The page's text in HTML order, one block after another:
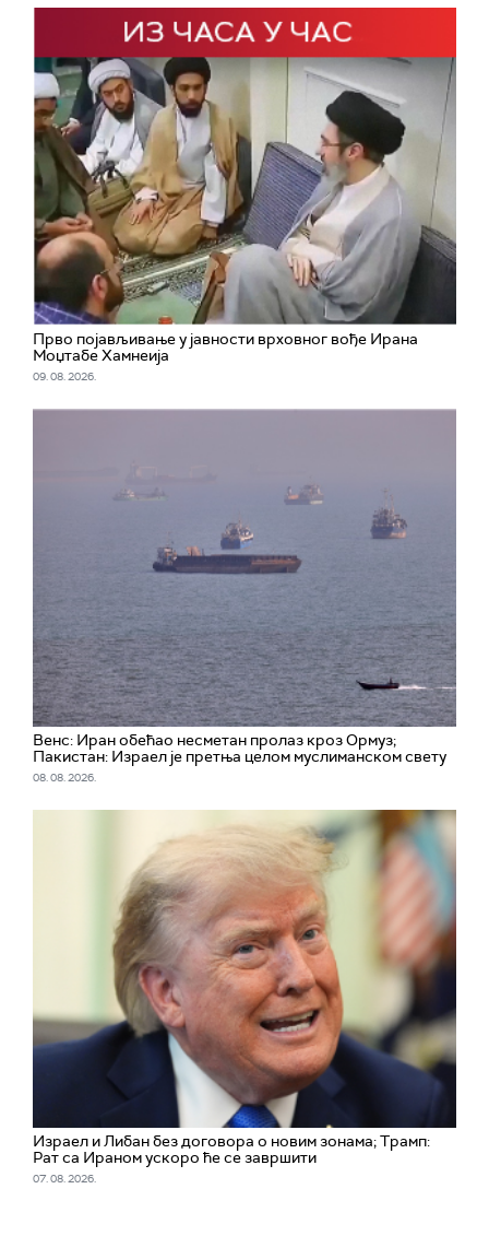
Прво појављивање у јавности врховног вође Ирана
Моџтабe Хамнеија
09. 08. 2026.
Венс: Иран обећао несметан пролаз кроз Ормуз;
Пакистан: Израел је претња целом муслиманском свету
08. 08. 2026.
Израел и Либан без договора о новим зонама; Трамп:
Рат са Ираном ускоро ће се завршити
07. 08. 2026.